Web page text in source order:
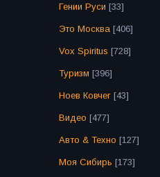
Гении Руси [33]
Это Москва [406]
Vox Spiritus [728]
Туризм [396]
Ноев Ковчег [43]
Видео [477]
Авто & Техно [127]
Моя Сибирь [173]